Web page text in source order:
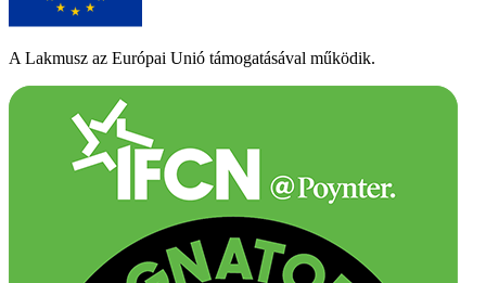
A Lakmusz az Európai Unió támogatásával működik.